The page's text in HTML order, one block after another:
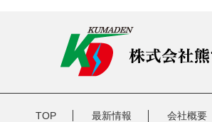
TOP 最新情報 会社概要